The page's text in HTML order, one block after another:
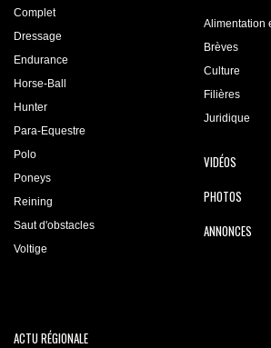
Complet
Dressage
Endurance
Horse-Ball
Hunter
Para-Equestre
Polo
Poneys
Reining
Saut d'obstacles
Voltige
Alimentation
Brèves
Culture
Filières
Juridique
VIDÉOS
PHOTOS
ANNONCES
ACTU RÉGIONALE